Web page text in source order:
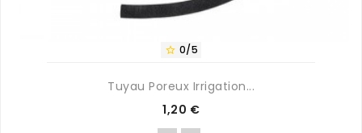
 0/5
Tuyau Poreux Irrigation...
Prix
1,20 €